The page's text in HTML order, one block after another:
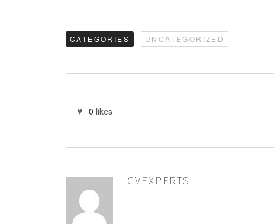
CATEGORIES UNCATEGORIZED
0 likes
AUTHOR
CVEXPERTS